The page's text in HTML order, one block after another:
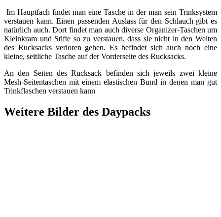
Im Hauptfach findet man eine Tasche in der man sein Trinksystem
verstauen kann. Einen passenden Auslass für den Schlauch gibt es
natürlich auch. Dort findet man auch diverse Organizer-Taschen um
Kleinkram und Stifte so zu verstauen, dass sie nicht in den Weiten
des Rucksacks verloren gehen. Es befindet sich auch noch eine
kleine, seitliche Tasche auf der Vorderseite des Rucksacks.
An den Seiten des Rucksack befinden sich jeweils zwei kleine
Mesh-Seitentaschen mit einem elastischen Bund in denen man gut
Trinkflaschen verstauen kann
Weitere Bilder des Daypacks